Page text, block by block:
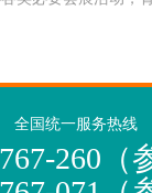
全国统一服务热线
260（